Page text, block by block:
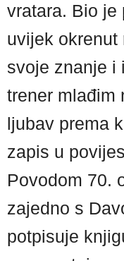
vratara. Bio je
uvijek okrenut
svoje znanje i
trener mlađim
ljubav prema
zapis u
Povodom 70.
zajedno s
potpisuje